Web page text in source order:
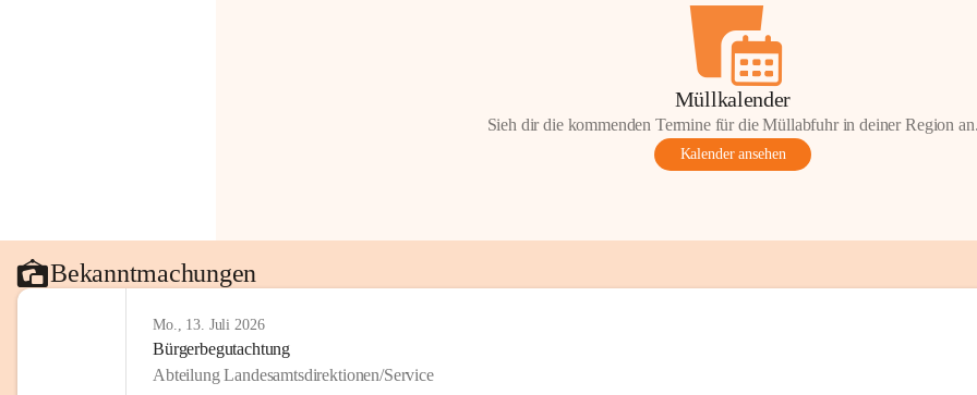
Müllkalender
Sieh dir die kommenden Termine für die Müllabfuhr in deiner Region
Kalender ansehen
Bekanntmachungen
Mo., 13. Juli 2026
Bürgerbegutachtung
Abteilung Landesamtsdirektionen/Service